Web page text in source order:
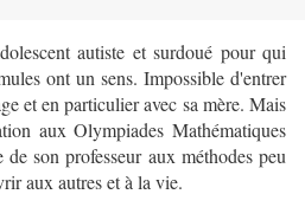
autiste et surdoué pour qui
ont un sens. Impossible d'entrer
et en particulier avec sa mère. Mais
aux Olympiades Mathématiques
son professeur aux méthodes peu
aux autres et à la vie.